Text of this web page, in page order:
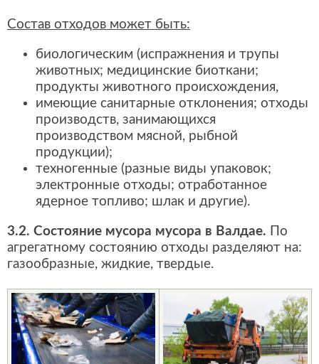
Состав отходов может быть:
биологическим (испражнения и трупы
животных; медицинские биоткани;
продукты животного происхождения,
имеющие санитарные отклонения; отходы
производств, занимающихся
производством мясной, рыбной
продукции);
техногенные (разные виды упаковок;
электронные отходы; отработанное
ядерное топливо; шлак и другие).
3.2. Состояние мусора мусора в Валдае. По
агрегатному состоянию отходы разделяют на:
газообразные, жидкие, твердые.